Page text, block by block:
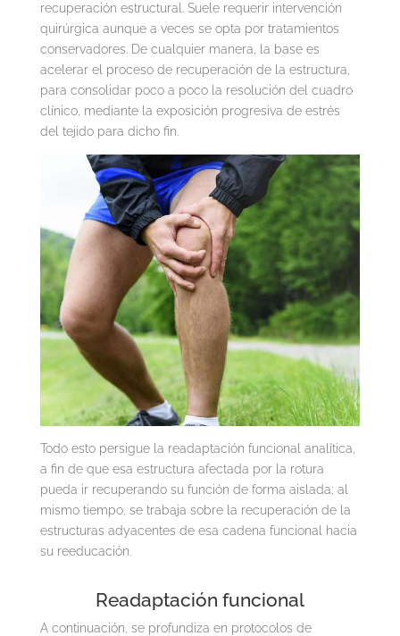
recuperación estructural. Suele requerir intervención
quirúrgica aunque a veces se opta por tratamientos
conservadores. De cualquier manera, la base es
acelerar el proceso de recuperación de la estructura,
para consolidar poco a poco la resolución del cuadro
clínico, mediante la exposición progresiva de estrés
del tejido para dicho fin.
Todo esto persigue la readaptación funcional analítica,
a fin de que esa estructura afectada por la rotura
pueda ir recuperando su función de forma aislada; al
mismo tiempo, se trabaja sobre la recuperación de la
estructuras adyacentes de esa cadena funcional hacia
su reeducación.
Readaptación funcional
A continuación, se profundiza en protocolos de